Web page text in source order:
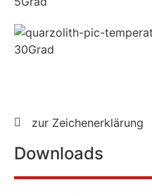
zur Zeichenerklärung
Downloads